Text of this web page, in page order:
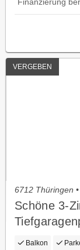
VERGEBEN
6712 Thüringen
Schöne 3-
Balkon